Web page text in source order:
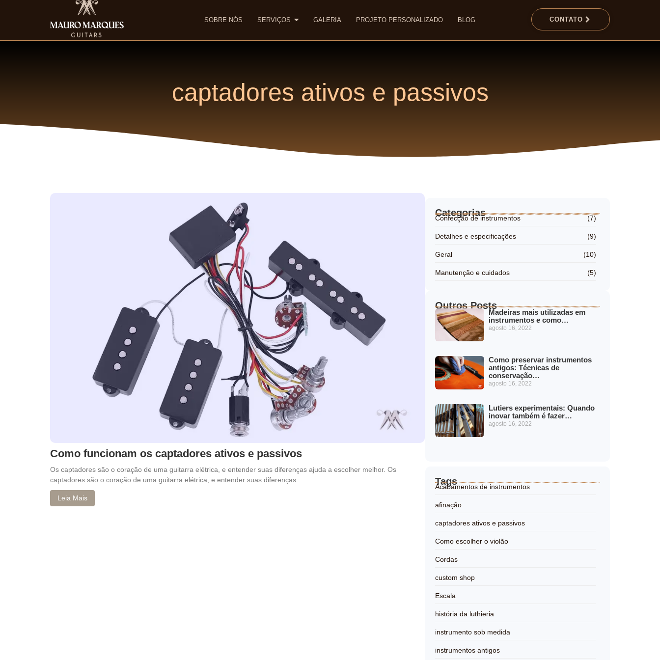
SOBRE NÓS SERVIÇOS GALERIA PROJETO PERSONALIZADO BLOG CONTATO
captadores ativos e passivos
Como funcionam os captadores ativos e passivos
Os captadores são o coração de uma guitarra elétrica, e entender suas diferenças ajuda a escolher melhor. Os
captadores são o coração de uma guitarra elétrica, e entender suas diferenças...
Leia Mais
Categorias
Confecção de instrumentos (7)
Detalhes e especificações (9)
Geral (10)
Manutenção e cuidados (5)
Outros Posts
Madeiras mais utilizadas em
instrumentos e como…
agosto 16, 2022
Como preservar instrumentos
antigos: Técnicas de
conservação…
agosto 16, 2022
Lutiers experimentais: Quando
inovar também é fazer…
agosto 16, 2022
Tags
Acabamentos de instrumentos
afinação
captadores ativos e passivos
Como escolher o violão
Cordas
custom shop
Escala
história da luthieria
instrumento sob medida
instrumentos antigos